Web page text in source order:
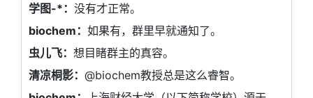
学图-*： 没有才正常。
biochem： 如果有，群里早就通知了。
虫儿飞： 想目睹群主的真容。
清凉桐影： @biochem教授总是这么睿智。